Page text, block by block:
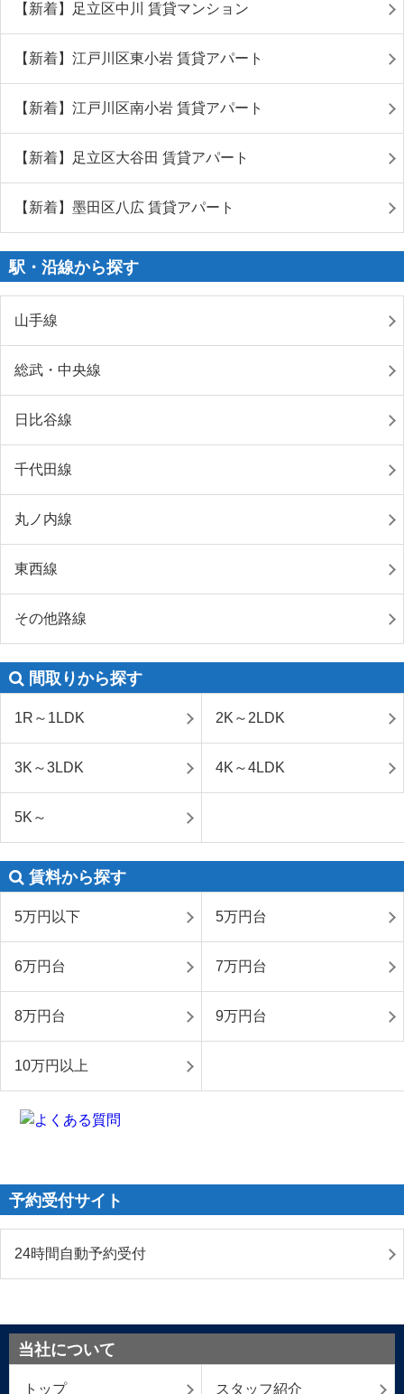
【新着】足立区中川 賃貸マンション
【新着】江戸川区東小岩 賃貸アパート
【新着】江戸川区南小岩 賃貸アパート
【新着】足立区大谷田 賃貸アパート
【新着】墨田区八広 賃貸アパート
駅・沿線から探す
山手線
総武・中央線
日比谷線
千代田線
丸ノ内線
東西線
その他路線
間取りから探す
1R～1LDK 2K～2LDK
3K～3LDK 4K～4LDK
5K～
賃料から探す
5万円以下 5万円台
6万円台 7万円台
8万円台 9万円台
10万円以上
予約受付サイト
24時間自動予約受付
当社について
トップ スタッフ紹介